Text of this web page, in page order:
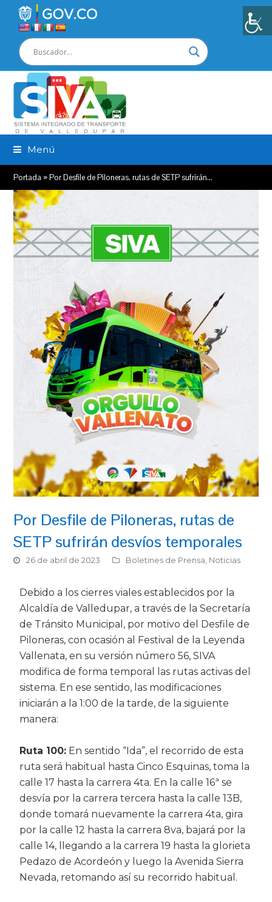
Menú
Portada »Por Desfile de Piloneras, rutas de SETP sufrirán…
Por Desfile de Piloneras, rutas de
SETP sufrirán desvíos temporales
26 de abril de 2023 Boletines de Prensa Noticias
Debido a los cierres viales establecidos por la
Alcaldía de Valledupar, a través de la Secretaría
de Tránsito Municipal, por motivo del Desfile de
Piloneras, con ocasión al Festival de la Leyenda
Vallenata, en su versión número 56, SIVA
modifica de forma temporal las rutas activas del
sistema. En ese sentido, las modificaciones
iniciarán a la 1:00 de la tarde, de la siguiente
manera:
Ruta 100: En sentido “Ida”, el recorrido de esta
ruta será habitual hasta Cinco Esquinas, toma la
calle 17 hasta la carrera 4ta. En la calle 16ª se
desvía por la carrera tercera hasta la calle 13B,
donde tomará nuevamente la carrera 4ta, gira
por la calle 12 hasta la carrera 8va, bajará por la
calle 14, llegando a la carrera 19 hasta la glorieta
Pedazo de Acordeón y luego la Avenida Sierra
Nevada, retomando así su recorrido habitual.